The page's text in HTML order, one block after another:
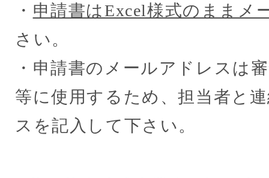
・ 申請書はExcel様式のままメ
さい。
・申請書のメールアドレスは
等に使用するため、担当者と
スを記入して下さい。